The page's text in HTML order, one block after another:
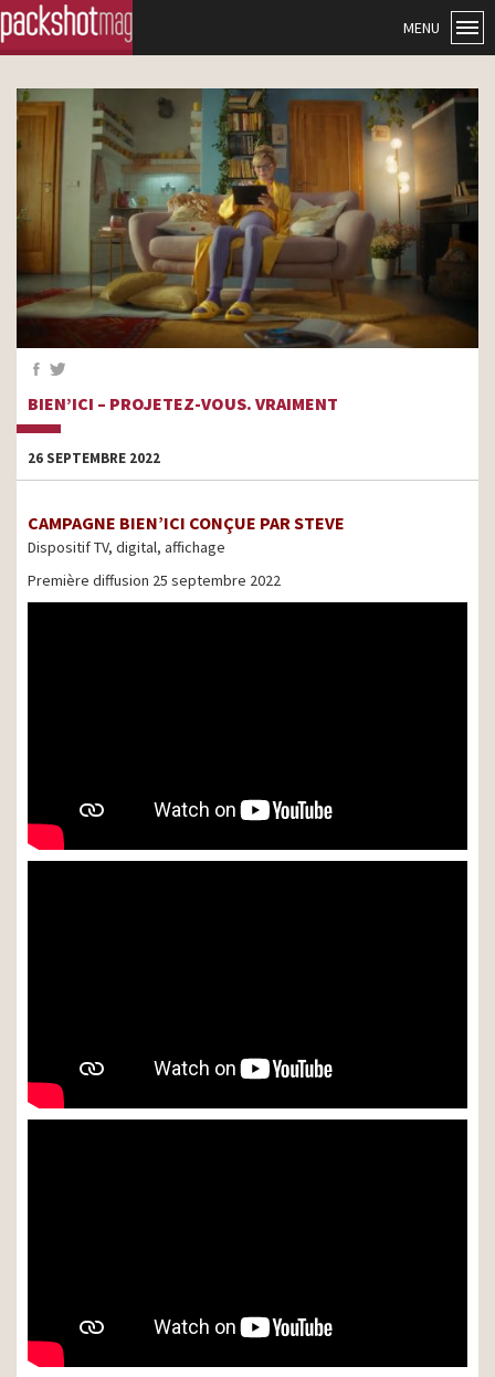
MENU
BIEN’ICI – PROJETEZ-VOUS. VRAIMENT
26 SEPTEMBRE 2022
CAMPAGNE BIEN’ICI CONÇUE PAR STEVE
Dispositif TV, digital, affichage
Première diffusion 25 septembre 2022